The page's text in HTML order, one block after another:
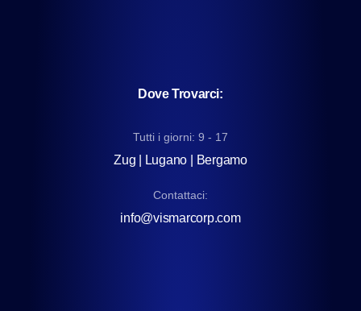
Dove Trovarci:
Tutti i giorni: 9 - 17
Zug | Lugano | Bergamo
Contattaci:
info@vismarcorp.com